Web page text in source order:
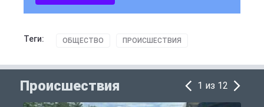
Теги: ОБЩЕСТВО ПРОИСШЕСТВИЯ
Происшествия 1 из 12